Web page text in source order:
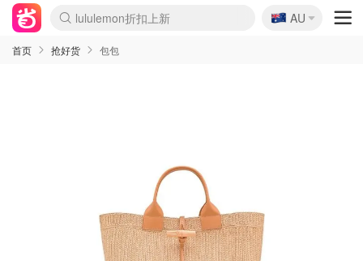
Sasa美妆护肤3.5折
SSENSE年中2.5折
FreshBeauty好价汇总
Cettire降价+叠9折
WWS Coles超市实拍
viagogo二手票捡漏
Myer超级周末
The Outnet奢牌1折起
David Jones 3折起
Flannels大牌1折
Perfumes Club护肤1折
AMIRO面罩$251
Amazon折扣汇总
eToro入金$200送$50
Amazon数码好物
ICONIC本周7.5折
ThedoubleF高奢地板价
Moose Knuckles 6折
丝芙兰5折起
EUFY摄像头$98
Selenichast首饰2折
Trip机票酒店促销
YSL送5件彩妆礼
Amazon家居好物
Amazon美妆护肤
雅漾大喷$8
过敏原检测盒$33
伊索独家赠50ml沐浴露
科颜氏高保湿面霜$29
SEALIFE海洋馆门票6折
丝塔芙大白罐$16
订阅Newsletter送香薰
Cult Beauty 6.8折
Harrods圣诞日历$525
LN-CC奢牌私促3折
d'Alba空姐喷雾$16
EVE LOM套装£56
Bernardelli独家4折
Adore Beauty 6折起
CT圣诞日历
Mytheresa奢品2.7折
Luxury Escapes 9折
Currentbody美容仪$881
MOON Garden Live
Roborock扫地机$649
Tingo Life水杯$24
Valentino官网5折
CR洗护套装$23
修丽可4件套$159
Myer彩妆2件7折
GANNI官网4.5折
Stylevana韩妆4折
Tessabit高奢8.5折
OGX洗发水$11
Amazon阿德莱德次日达
卡诗8.5折+赠礼
Philips Hue灯具8折
🇦🇺
AU
首页 抢好货 包包